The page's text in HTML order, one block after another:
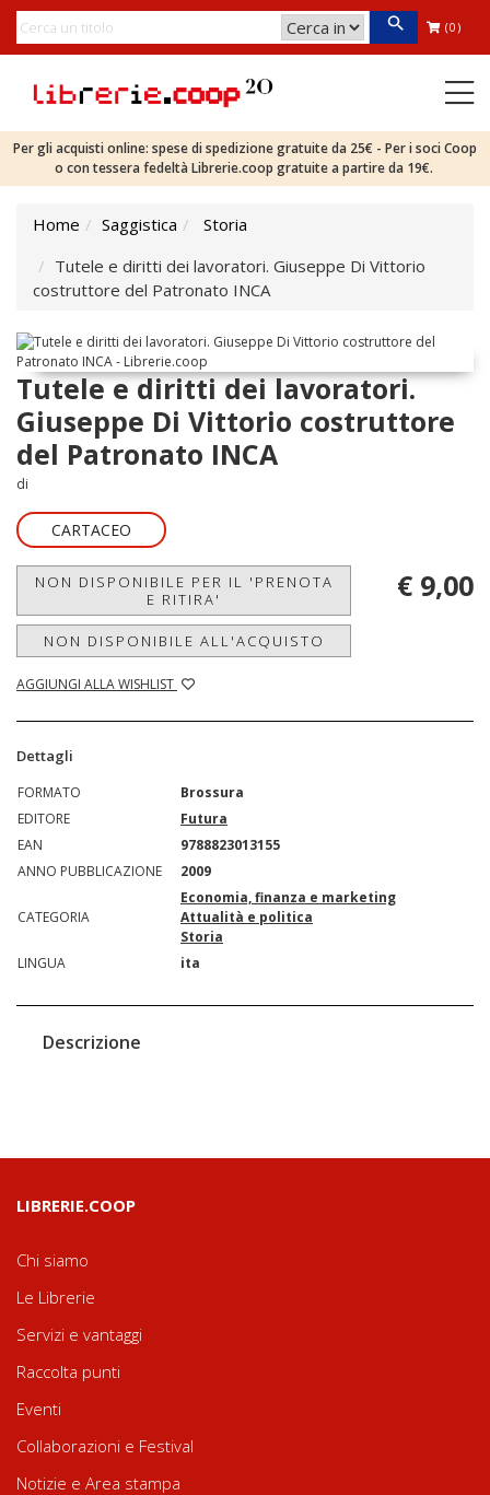
(0)
Per gli acquisti online: spese di spedizione gratuite da 25€ - Per i soci Coop
o con tessera fedeltà Librerie.coop gratuite a partire da 19€.
Home Saggistica
Storia
Tutele e diritti dei lavoratori. Giuseppe Di Vittorio
costruttore del Patronato INCA
Tutele e diritti dei lavoratori.
Giuseppe Di Vittorio costruttore
del Patronato INCA
di
CARTACEO
NON DISPONIBILE PER IL 'PRENOTA
E RITIRA'
NON DISPONIBILE ALL'ACQUISTO
AGGIUNGI ALLA WISHLIST
€ 9,00
Dettagli
FORMATO
Brossura
EDITORE
Futura
EAN
9788823013155
ANNO PUBBLICAZIONE
2009
CATEGORIA
Economia, finanza e marketing
Attualità e politica
Storia
LINGUA
ita
Descrizione
LIBRERIE.COOP
Chi siamo
Le Librerie
Servizi e vantaggi
Raccolta punti
Eventi
Collaborazioni e Festival
Notizie e Area stampa